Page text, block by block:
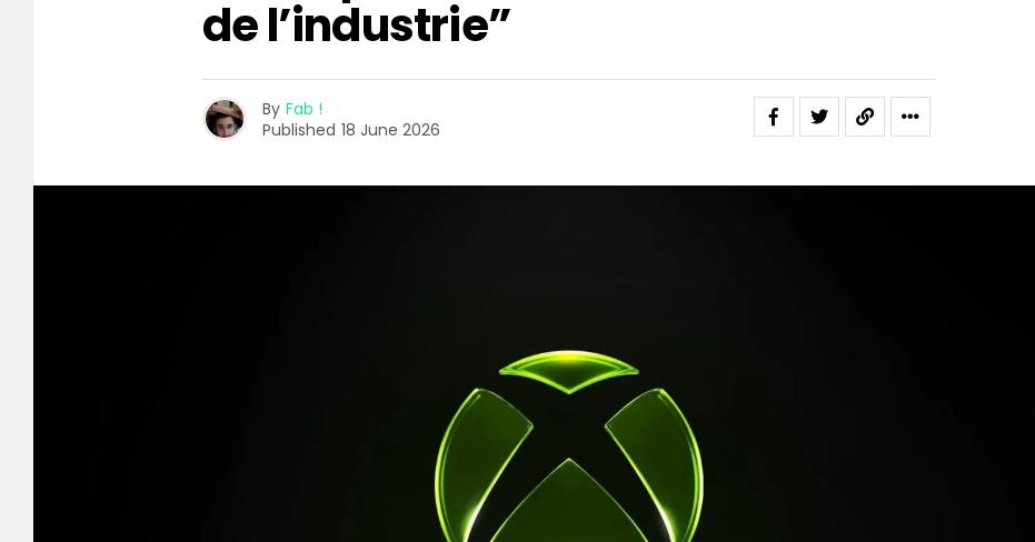
de l’industrie”
By Fab !
Published 18 June 2026